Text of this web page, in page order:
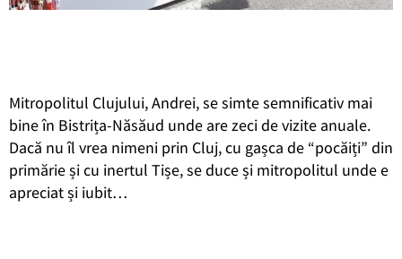
Mitropolitul Clujului, Andrei, se simte semnificativ mai
bine în Bistrița-Năsăud unde are zeci de vizite anuale.
Dacă nu îl vrea nimeni prin Cluj, cu gașca de “pocăiți” din
primărie și cu inertul Tișe, se duce și mitropolitul unde e
apreciat și iubit…